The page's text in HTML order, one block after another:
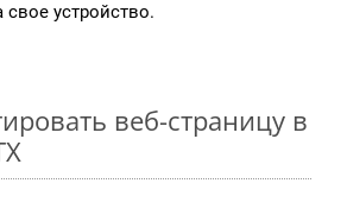
свое устройство.
веб-страницу в